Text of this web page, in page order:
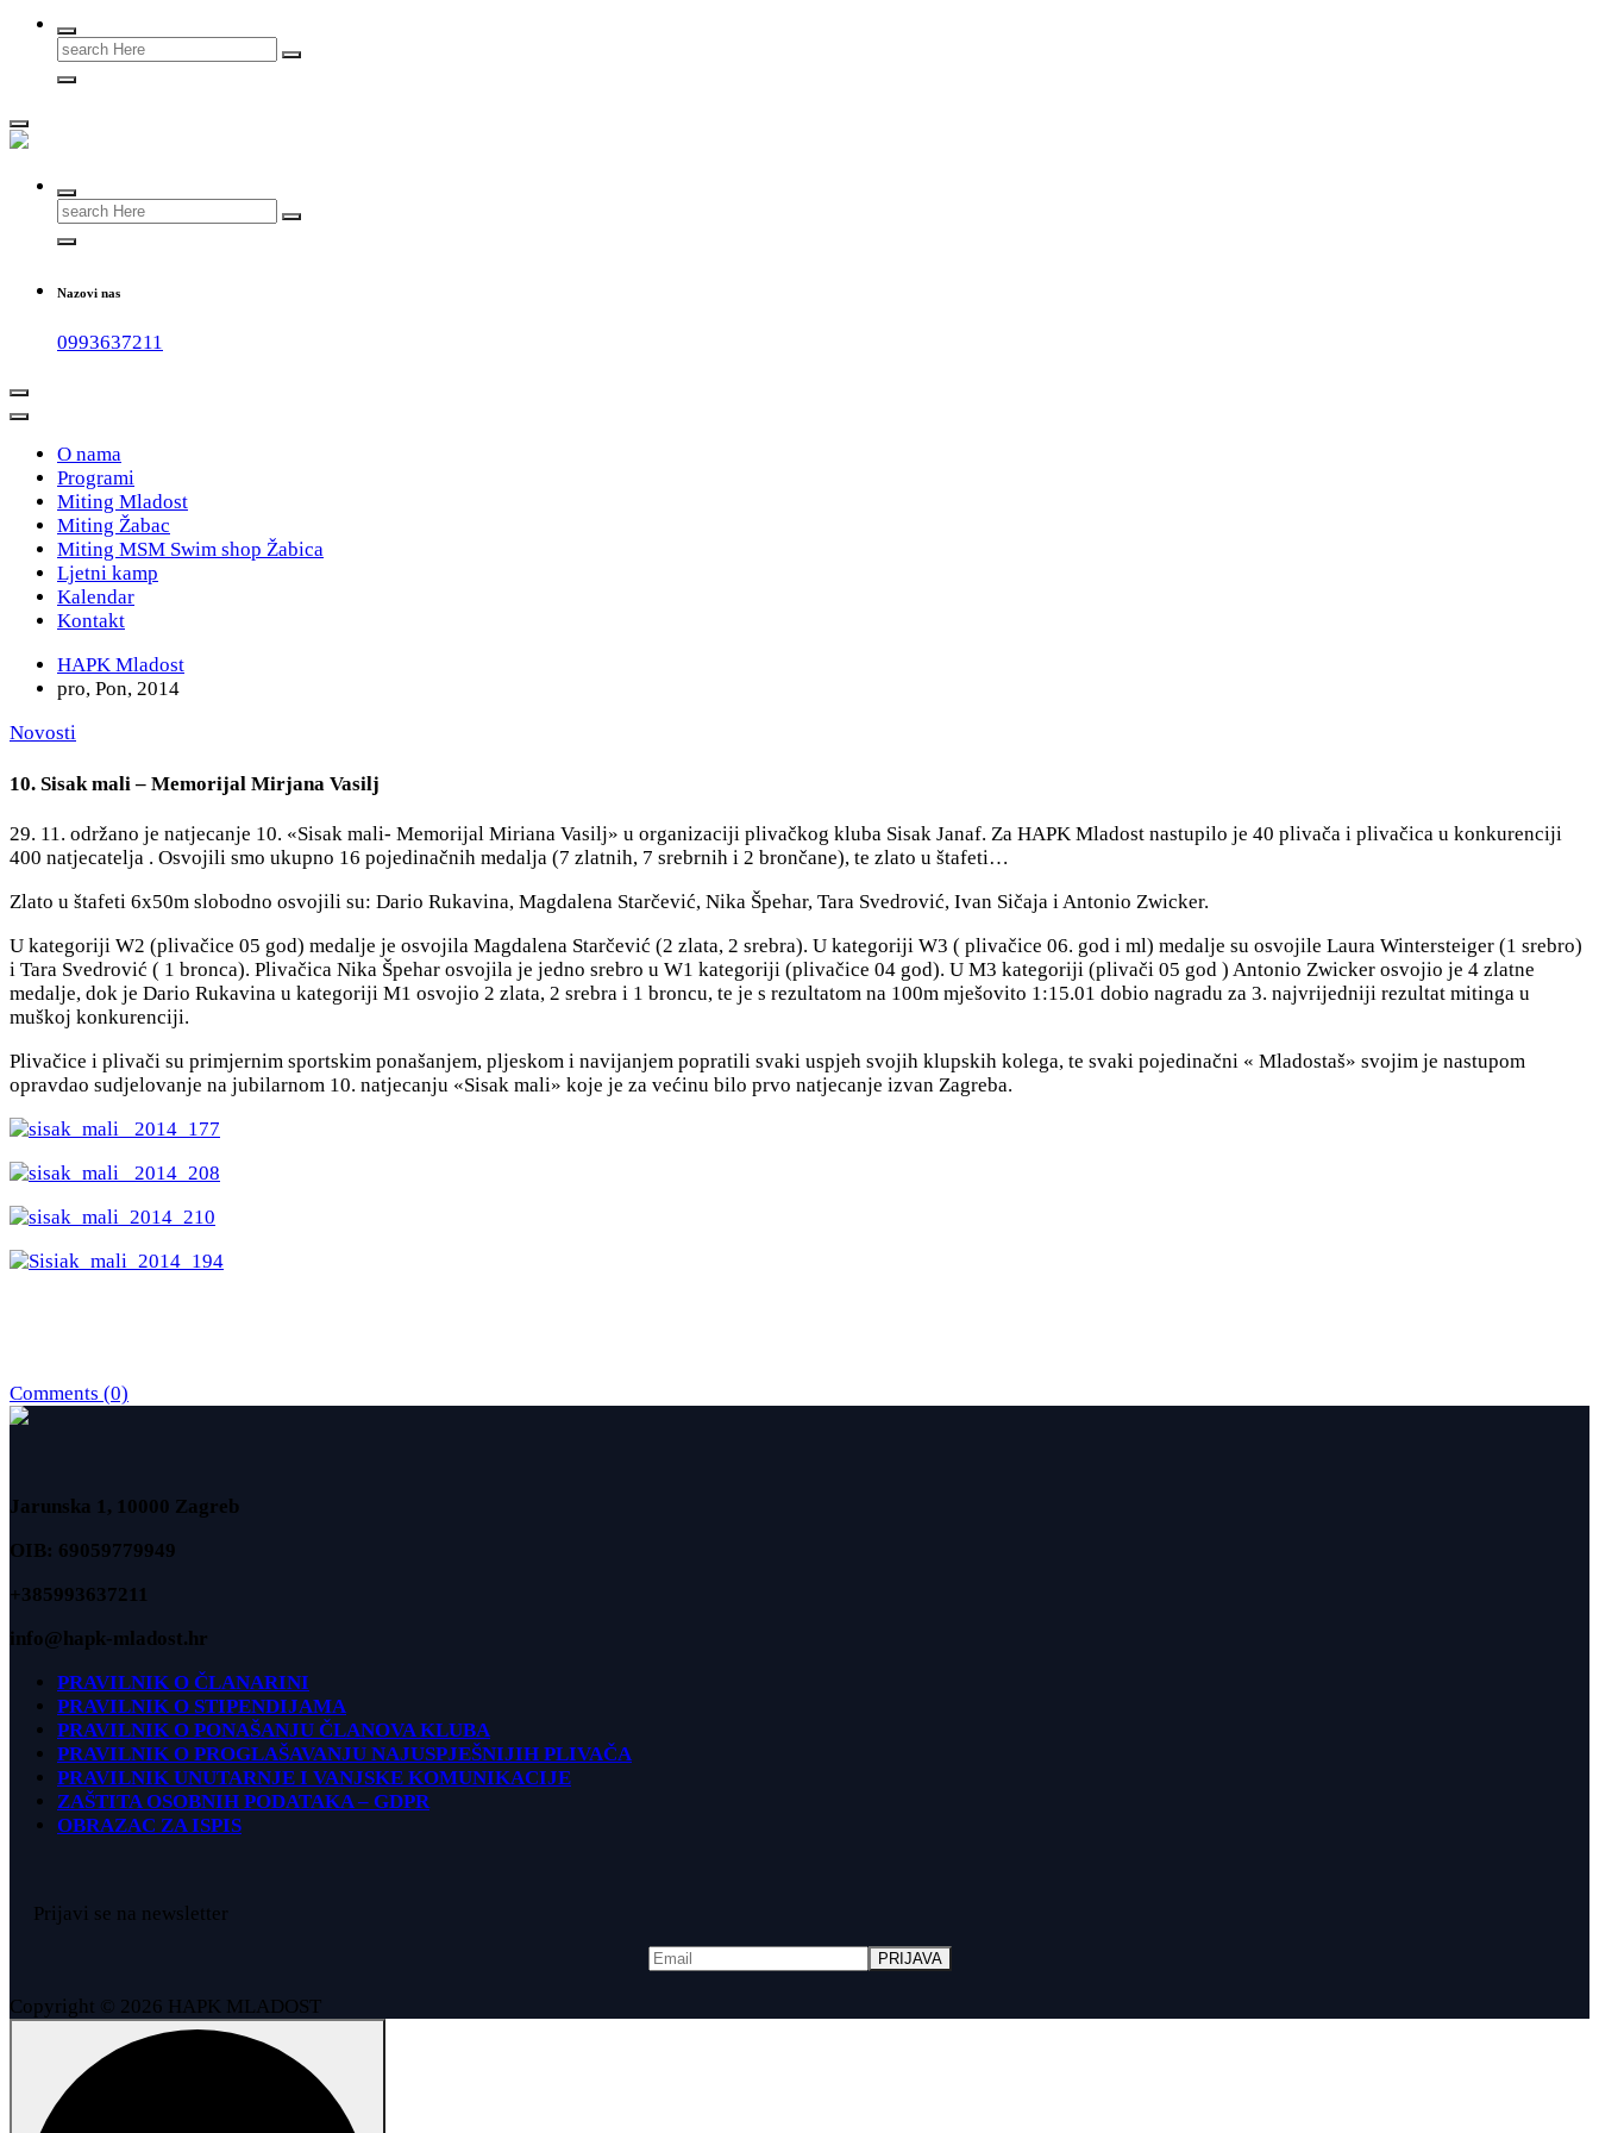
Search
for:
#teammladost
Search
for:
Nazovi nas
0993637211
O nama
Programi
Miting Mladost
Miting Žabac
Miting MSM Swim shop Žabica
Ljetni kamp
Kalendar
Kontakt
HAPK Mladost
pro, Pon, 2014
Novosti
10. Sisak mali – Memorijal Mirjana Vasilj
29. 11. održano je natjecanje 10. «Sisak mali- Memorijal Miriana Vasilj» u organizaciji plivačkog kluba Sisak Janaf. Za HAPK Mladost nastupilo je 40 plivača i plivačica u konkurenciji
400 natjecatelja . Osvojili smo ukupno 16 pojedinačnih medalja (7 zlatnih, 7 srebrnih i 2 brončane), te zlato u štafeti…
Zlato u štafeti 6x50m slobodno osvojili su: Dario Rukavina, Magdalena Starčević, Nika Špehar, Tara Svedrović, Ivan Sičaja i Antonio Zwicker.
U kategoriji W2 (plivačice 05 god) medalje je osvojila Magdalena Starčević (2 zlata, 2 srebra). U kategoriji W3 ( plivačice 06. god i ml) medalje su osvojile Laura Wintersteiger (1 srebro)
i Tara Svedrović ( 1 bronca). Plivačica Nika Špehar osvojila je jedno srebro u W1 kategoriji (plivačice 04 god). U M3 kategoriji (plivači 05 god ) Antonio Zwicker osvojio je 4 zlatne
medalje, dok je Dario Rukavina u kategoriji M1 osvojio 2 zlata, 2 srebra i 1 broncu, te je s rezultatom na 100m mješovito 1:15.01 dobio nagradu za 3. najvrijedniji rezultat mitinga u
muškoj konkurenciji.
Plivačice i plivači su primjernim sportskim ponašanjem, pljeskom i navijanjem popratili svaki uspjeh svojih klupskih kolega, te svaki pojedinačni « Mladostaš» svojim je nastupom
opravdao sudjelovanje na jubilarnom 10. natjecanju «Sisak mali» koje je za većinu bilo prvo natjecanje izvan Zagreba.
Comments (0)
Jarunska 1, 10000 Zagreb
OIB: 69059779949
+385993637211
info@hapk-mladost.hr
PRAVILNIK O ČLANARINI
PRAVILNIK O STIPENDIJAMA
PRAVILNIK O PONAŠANJU ČLANOVA KLUBA
PRAVILNIK O PROGLAŠAVANJU NAJUSPJEŠNIJIH PLIVAČA
PRAVILNIK UNUTARNJE I VANJSKE KOMUNIKACIJE
ZAŠTITA OSOBNIH PODATAKA – GDPR
OBRAZAC ZA ISPIS
Prijavi se na newsletter
Copyright © 2026 HAPK MLADOST